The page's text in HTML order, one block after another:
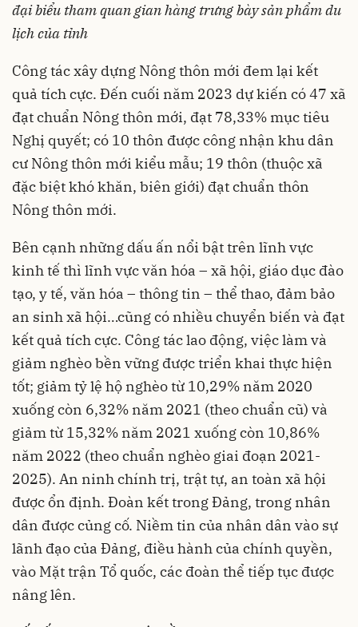
đại biểu tham quan gian hàng trưng bày sản phẩm du
lịch của tỉnh
Công tác xây dựng Nông thôn mới đem lại kết
quả tích cực. Đến cuối năm 2023 dự kiến có 47 xã
đạt chuẩn Nông thôn mới, đạt 78,33% mục tiêu
Nghị quyết; có 10 thôn được công nhận khu dân
cư Nông thôn mới kiểu mẫu; 19 thôn (thuộc xã
đặc biệt khó khăn, biên giới) đạt chuẩn thôn
Nông thôn mới.
Bên cạnh những dấu ấn nổi bật trên lĩnh vực
kinh tế thì lĩnh vực văn hóa – xã hội, giáo dục đào
tạo, y tế, văn hóa – thông tin – thể thao, đảm bảo
an sinh xã hội…cũng có nhiều chuyển biến và đạt
kết quả tích cực. Công tác lao động, việc làm và
giảm nghèo bền vững được triển khai thực hiện
tốt; giảm tỷ lệ hộ nghèo từ 10,29% năm 2020
xuống còn 6,32% năm 2021 (theo chuẩn cũ) và
giảm từ 15,32% năm 2021 xuống còn 10,86%
năm 2022 (theo chuẩn nghèo giai đoạn 2021-
2025). An ninh chính trị, trật tự, an toàn xã hội
được ổn định. Đoàn kết trong Đảng, trong nhân
dân được củng cố. Niềm tin của nhân dân vào sự
lãnh đạo của Đảng, điều hành của chính quyền,
vào Mặt trận Tổ quốc, các đoàn thể tiếp tục được
nâng lên.